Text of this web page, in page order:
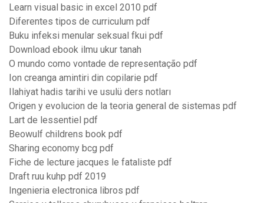
Learn visual basic in excel 2010 pdf
Diferentes tipos de curriculum pdf
Buku infeksi menular seksual fkui pdf
Download ebook ilmu ukur tanah
O mundo como vontade de representação pdf
Ion creanga amintiri din copilarie pdf
Ilahiyat hadis tarihi ve usulü ders notları
Origen y evolucion de la teoria general de sistemas pdf
Lart de lessentiel pdf
Beowulf childrens book pdf
Sharing economy bcg pdf
Fiche de lecture jacques le fataliste pdf
Draft ruu kuhp pdf 2019
Ingenieria electronica libros pdf